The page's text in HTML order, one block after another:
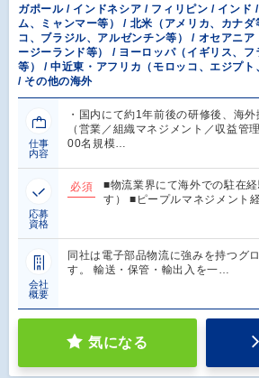
ガポール / インドネシア / フィリピン / インド
ム、ミャンマー等） / 北米（アメリカ、カナ
コ、ブラジル、アルゼンチン等） / オセアニ
ージーランド等） / ヨーロッパ（イギリス、
等） / 中近東・アフリカ（モロッコ、エジプト
/ その他の海外
仕事
内容
・国内にて約1年前後の研修後、海
（営業／組織マネジメント／収益管
00名規模…
応募
資格
必須
■物流業界にて海外での駐在
す） ■ピープルマネジメント
会社
概要
同社は電子部品物流に強みを持つグ
す。 輸送・保管・輸出入を一…
気になる